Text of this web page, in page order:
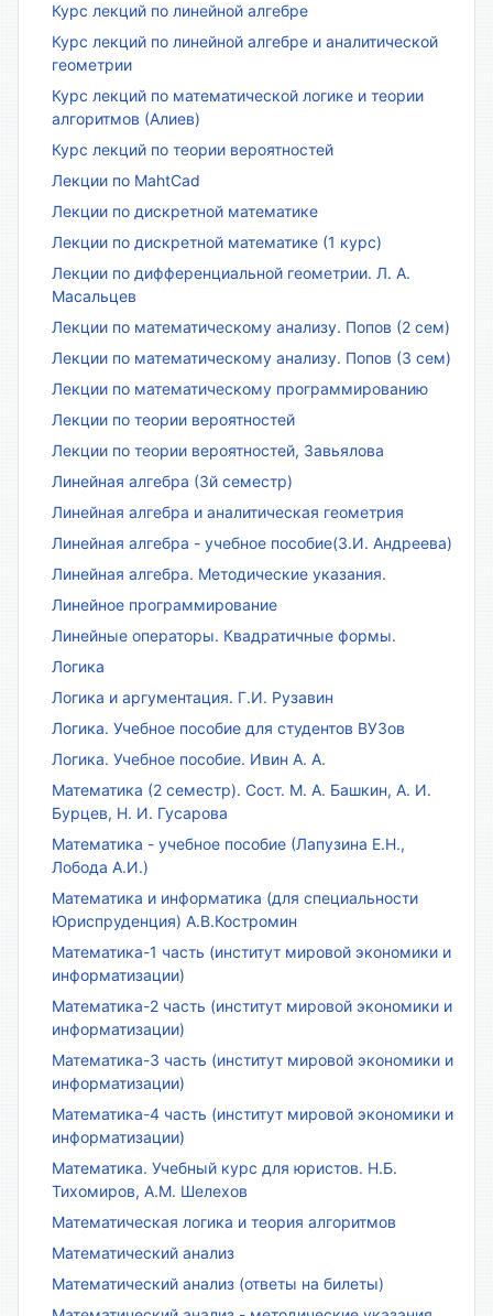
Курс лекций по линейной алгебре
Курс лекций по линейной алгебре и аналитической
геометрии
Курс лекций по математической логике и теории
алгоритмов (Алиев)
Курс лекций по теории вероятностей
Лекции по MahtCad
Лекции по дискретной математике
Лекции по дискретной математике (1 курс)
Лекции по дифференциальной геометрии. Л. А.
Масальцев
Лекции по математическому анализу. Попов (2 сем)
Лекции по математическому анализу. Попов (3 сем)
Лекции по математическому программированию
Лекции по теории вероятностей
Лекции по теории вероятностей, Завьялова
Линейная алгебра (3й семестр)
Линейная алгебра и аналитическая геометрия
Линейная алгебра - учебное пособие(З.И. Андреева)
Линейная алгебра. Методические указания.
Линейное программирование
Линейные операторы. Квадратичные формы.
Логика
Логика и аргументация. Г.И. Рузавин
Логика. Учебное пособие для студентов ВУЗов
Логика. Учебное пособие. Ивин А. А.
Математика (2 семестр). Сост. М. А. Башкин, А. И.
Бурцев, Н. И. Гусарова
Математика - учебное пособие (Лапузина Е.Н.,
Лобода А.И.)
Математика и информатика (для специальности
Юриспруденция) А.В.Костромин
Математика-1 часть (институт мировой экономики и
информатизации)
Математика-2 часть (институт мировой экономики и
информатизации)
Математика-3 часть (институт мировой экономики и
информатизации)
Математика-4 часть (институт мировой экономики и
информатизации)
Математика. Учебный курс для юристов. Н.Б.
Тихомиров, А.М. Шелехов
Математическая логика и теория алгоритмов
Математический анализ
Математический анализ (ответы на билеты)